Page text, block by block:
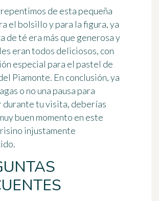
de esta pequeña
el bolsillo y para la figura, ya
de té era más que generosa y
eran todos deliciosos, con
especial para el pastel de
Piamonte. En conclusión, ya
o no una pausa para
durante tu visita, deberías
buen momento en este
injustamente